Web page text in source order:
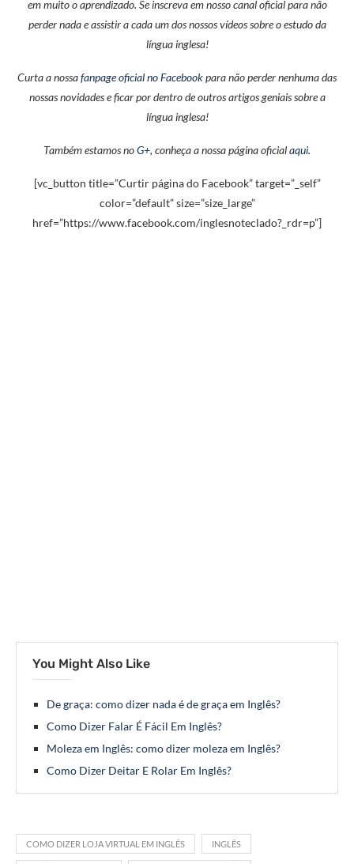
em muito o aprendizado. Se inscreva em nosso canal oficial para não
perder nada e assistir a cada um dos nossos vídeos sobre o estudo da
língua inglesa!
Curta a nossafanpage oficial no Facebookpara não perder nenhuma das
nossas novidades e ficar por dentro de outros artigos geniais sobre a
língua inglesa!
Também estamos noG+, conheça a nossa página oficialaqui.
[vc_button title=”Curtir página do Facebook” target=”_self”
color=”default” size=”size_large”
href=”https://www.facebook.com/inglesnoteclado?_rdr=p”]
You Might Also Like
De graça: como dizer nada é de graça em Inglês?
Como Dizer Falar É Fácil Em Inglês?
Moleza em Inglês: como dizer moleza em Inglês?
Como Dizer Deitar E Rolar Em Inglês?
COMO DIZER LOJA VIRTUAL EM INGLÊS INGLÊS